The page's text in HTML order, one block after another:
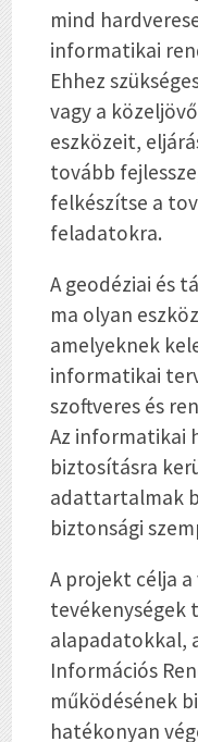
mind
informatikai
Ehhez
vagy a
eszközeit,
tovább
felkészítse a
feladatokra.
A geodéziai és
ma olyan
amelyeknek
informatikai
szoftveres és
Az informatikai
biztosításra
adattartalmak
biztonsági
A projekt célja
tevékenységek
alapadatokkal,
Információs
működésének
hatékonyan